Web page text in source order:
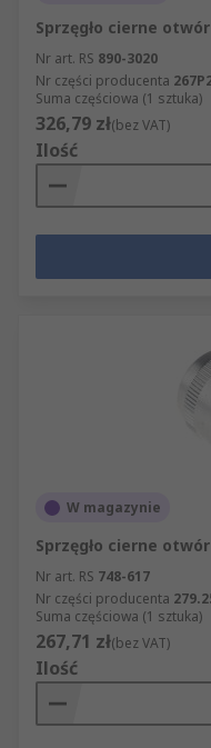
Sprzęgło cierne
Nr art. RS 890-3020
Nr części producenta
Suma częściowa (1 sztuka)
326,79 zł(bez VAT)
Ilość
W magazynie
Sprzęgło cierne
Nr art. RS 748-617
Nr części producenta
Suma częściowa (1 sztuka)
267,71 zł(bez VAT)
Ilość